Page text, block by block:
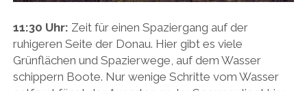
11:30 Uhr: Zeit für einen Spaziergang auf der
ruhigeren Seite der Donau. Hier gibt es viele
Grünflächen und Spazierwege, auf dem Wasser
schippern Boote. Nur wenige Schritte vom Wasser